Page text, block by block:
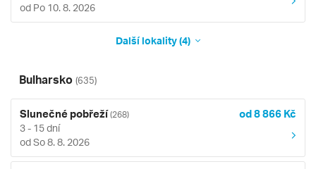
od Po 10. 8. 2026
Další lokality (4)
Bulharsko (635)
Slunečné pobřeží(268) od 8 866 Kč
3 - 15 dní
od So 8. 8. 2026